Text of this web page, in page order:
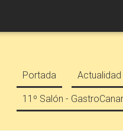
Portada Actualidad
11º Salón -